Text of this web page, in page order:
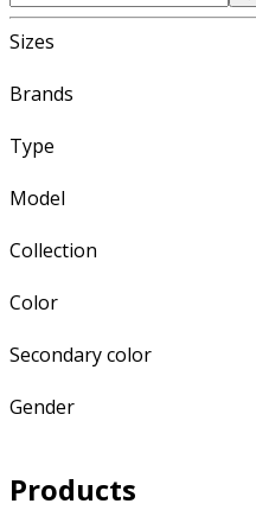
Sizes
Brands
Type
Model
Collection
Color
Secondary color
Gender
Products